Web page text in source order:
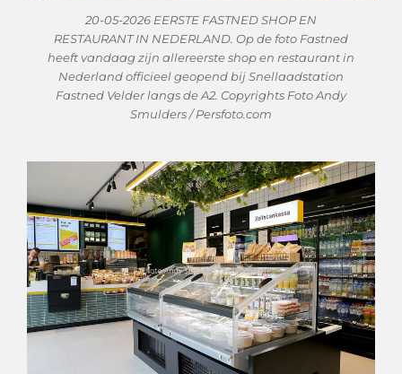
20-05-2026 EERSTE FASTNED SHOP EN
RESTAURANT IN NEDERLAND. Op de foto Fastned
heeft vandaag zijn allereerste shop en restaurant in
Nederland officieel geopend bij Snellaadstation
Fastned Velder langs de A2. Copyrights Foto Andy
Smulders / Persfoto.com